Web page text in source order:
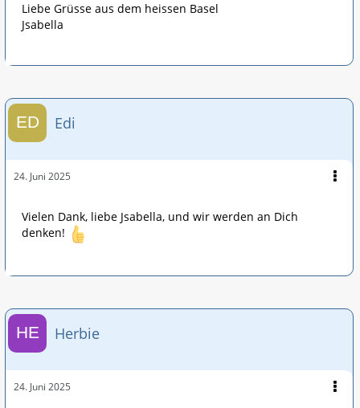
Liebe Grüsse aus dem heissen Basel
Jsabella
Edi
24. Juni 2025
Vielen Dank, liebe Jsabella, und wir werden an Dich
denken!
Herbie
24. Juni 2025